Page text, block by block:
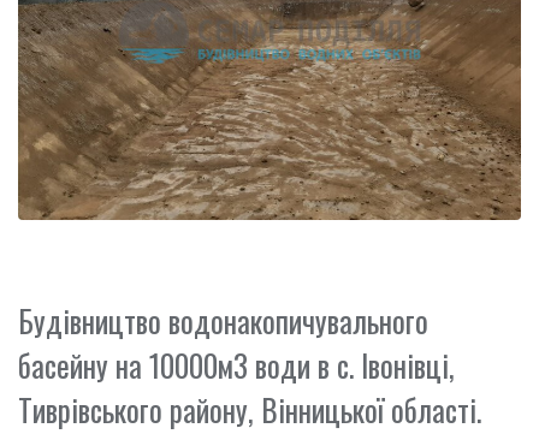
Будівництво водонакопичувального
басейну на 10000м3 води в с. Івонівці,
Тиврівського району, Вінницької області.